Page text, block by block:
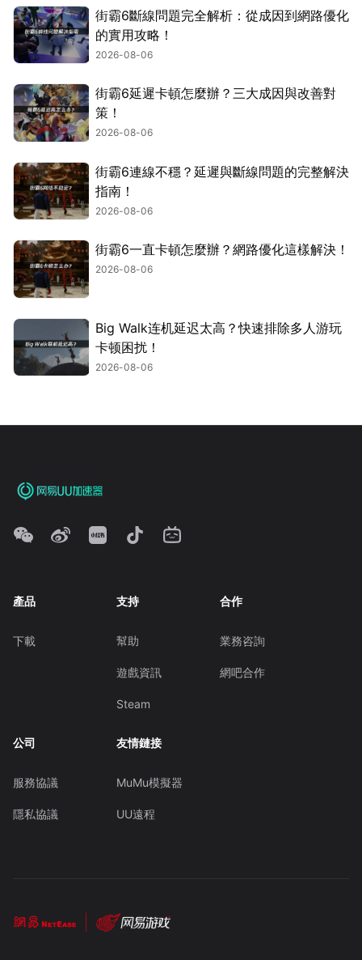
街霸6斷線問題完全解析：從成因到網路優化
的實用攻略！
2026-08-06
街霸6延遲卡頓怎麼辦？三大成因與改善對
策！
2026-08-06
街霸6連線不穩？延遲與斷線問題的完整解決
指南！
2026-08-06
街霸6一直卡頓怎麼辦？網路優化這樣解決！
2026-08-06
Big Walk连机延迟太高？快速排除多人游玩
卡顿困扰！
2026-08-06
產品
下載
支持
幫助
遊戲資訊
Steam
合作
業務咨詢
網吧合作
公司
服務協議
隱私協議
友情鏈接
MuMu模擬器
UU遠程